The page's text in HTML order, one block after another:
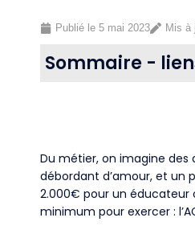
Publié le 5 mai 2023 Mis à
Sommaire -
Du métier, on imagine des
débordant d’amour, et un
2.000€ pour un éducateur
minimum pour exercer :